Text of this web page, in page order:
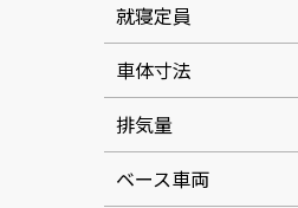
就寝定員
車体寸法
排気量
ベース車両